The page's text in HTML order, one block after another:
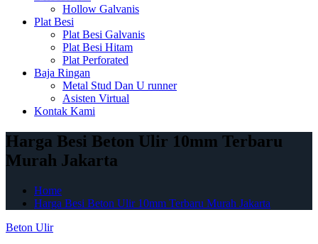
Hollow Galvanis
Plat Besi
Plat Besi Galvanis
Plat Besi Hitam
Plat Perforated
Baja Ringan
Metal Stud Dan U runner
Asisten Virtual
Kontak Kami
Harga Besi Beton Ulir 10mm Terbaru
Murah Jakarta
Home
Harga Besi Beton Ulir 10mm Terbaru Murah Jakarta
Beton Ulir